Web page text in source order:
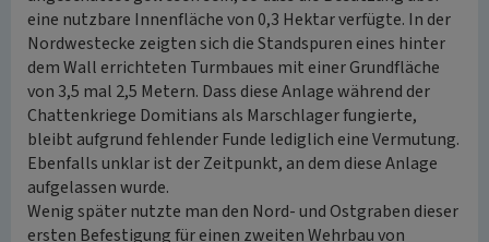
eine nutzbare Innenfläche von 0,3 Hektar verfügte. In der
Nordwestecke zeigten sich die Standspuren eines hinter
dem Wall errichteten Turmbaues mit einer Grundfläche
von 3,5 mal 2,5 Metern. Dass diese Anlage während der
Chattenkriege Domitians als Marschlager fungierte,
bleibt aufgrund fehlender Funde lediglich eine Vermutung.
Ebenfalls unklar ist der Zeitpunkt, an dem diese Anlage
aufgelassen wurde.
Wenig später nutzte man den Nord- und Ostgraben dieser
ersten Befestigung für einen zweiten Wehrbau von